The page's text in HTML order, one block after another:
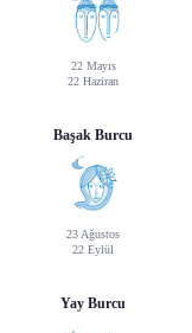
22 Mayıs
22 Haziran
Başak Burcu
23 Ağustos
22 Eylül
Yay Burcu